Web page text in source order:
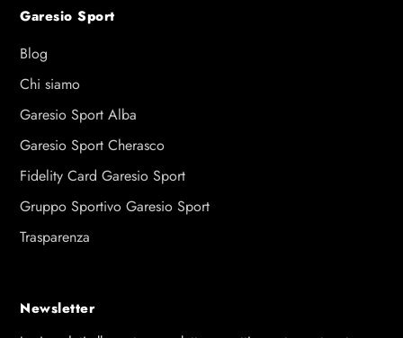
Garesio Sport
Blog
Chi siamo
Garesio Sport Alba
Garesio Sport Cherasco
Fidelity Card Garesio Sport
Gruppo Sportivo Garesio Sport
Trasparenza
Newsletter